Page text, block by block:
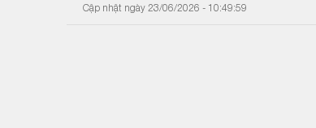
Cập nhật ngày 23/06/2026 - 10:49:59